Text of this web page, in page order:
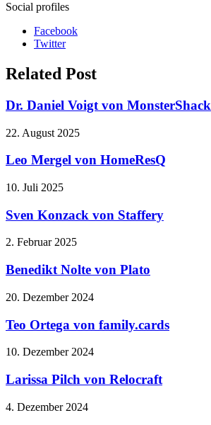
Social profiles
Facebook
Twitter
Related Post
Dr. Daniel Voigt von MonsterShack
22. August 2025
Leo Mergel von HomeResQ
10. Juli 2025
Sven Konzack von Staffery
2. Februar 2025
Benedikt Nolte von Plato
20. Dezember 2024
Teo Ortega von family.cards
10. Dezember 2024
Larissa Pilch von Relocraft
4. Dezember 2024